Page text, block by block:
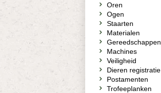
Oren
Ogen
Staarten
Materialen
Gereedschappen
Machines
Veiligheid
Dieren registratie
Postamenten
Trofeeplanken